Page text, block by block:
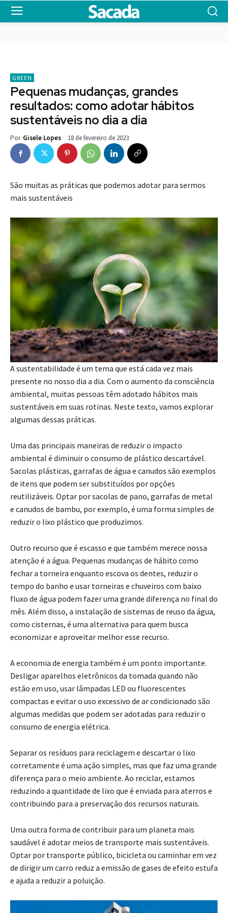
GREEN
Pequenas mudanças, grandes
resultados: como adotar hábitos
sustentáveis no dia a dia
Por Gisele Lopes 18 de fevereiro de 2023
São muitas as práticas que podemos adotar para sermos
mais sustentáveis
A sustentabilidade é um tema que está cada vez mais
presente no nosso dia a dia. Com o aumento da consciência
ambiental, muitas pessoas têm adotado hábitos mais
sustentáveis em suas rotinas. Neste texto, vamos explorar
algumas dessas práticas.
Uma das principais maneiras de reduzir o impacto
ambiental é diminuir o consumo de plástico descartável.
Sacolas plásticas, garrafas de água e canudos são exemplos
de itens que podem ser substituídos por opções
reutilizáveis. Optar por sacolas de pano, garrafas de metal
e canudos de bambu, por exemplo, é uma forma simples de
reduzir o lixo plástico que produzimos.
Outro recurso que é escasso e que também merece nossa
atenção é a água. Pequenas mudanças de hábito como
fechar a torneira enquanto escova os dentes, reduzir o
tempo do banho e usar torneiras e chuveiros com baixo
fluxo de água podem fazer uma grande diferença no final do
mês. Além disso, a instalação de sistemas de reuso da água,
como cisternas, é uma alternativa para quem busca
economizar e aproveitar melhor esse recurso.
A economia de energia também é um ponto importante.
Desligar aparelhos eletrônicos da tomada quando não
estão em uso, usar lâmpadas LED ou fluorescentes
compactas e evitar o uso excessivo de ar condicionado são
algumas medidas que podem ser adotadas para reduzir o
consumo de energia elétrica.
Separar os resíduos para reciclagem e descartar o lixo
corretamente é uma ação simples, mas que faz uma grande
diferença para o meio ambiente. Ao reciclar, estamos
reduzindo a quantidade de lixo que é enviada para aterros e
contribuindo para a preservação dos recursos naturais.
Uma outra forma de contribuir para um planeta mais
saudável é adotar meios de transporte mais sustentáveis.
Optar por transporte público, bicicleta ou caminhar em vez
de dirigir um carro reduz a emissão de gases de efeito estufa
e ajuda a reduzir a poluição.